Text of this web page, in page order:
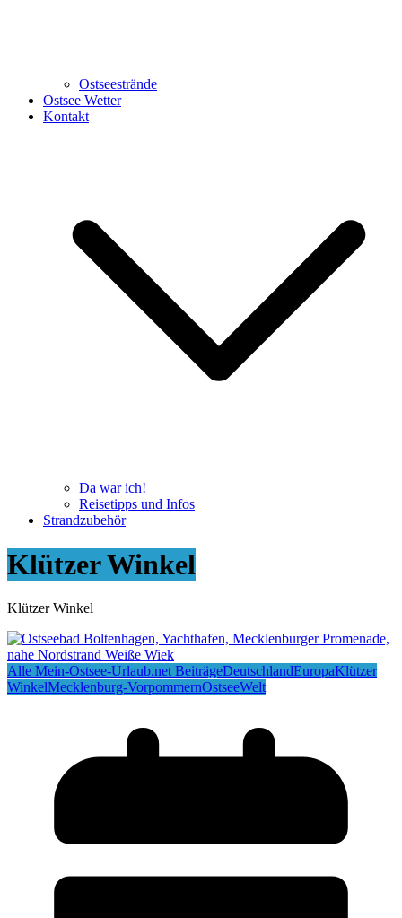
Ostseestrände
Ostsee Wetter
Kontakt
Da war ich!
Reisetipps und Infos
Strandzubehör
Klützer Winkel
Klützer Winkel
Alle Mein-Ostsee-Urlaub.net BeiträgeDeutschlandEuropaKlützer
WinkelMecklenburg-VorpommernOstseeWelt